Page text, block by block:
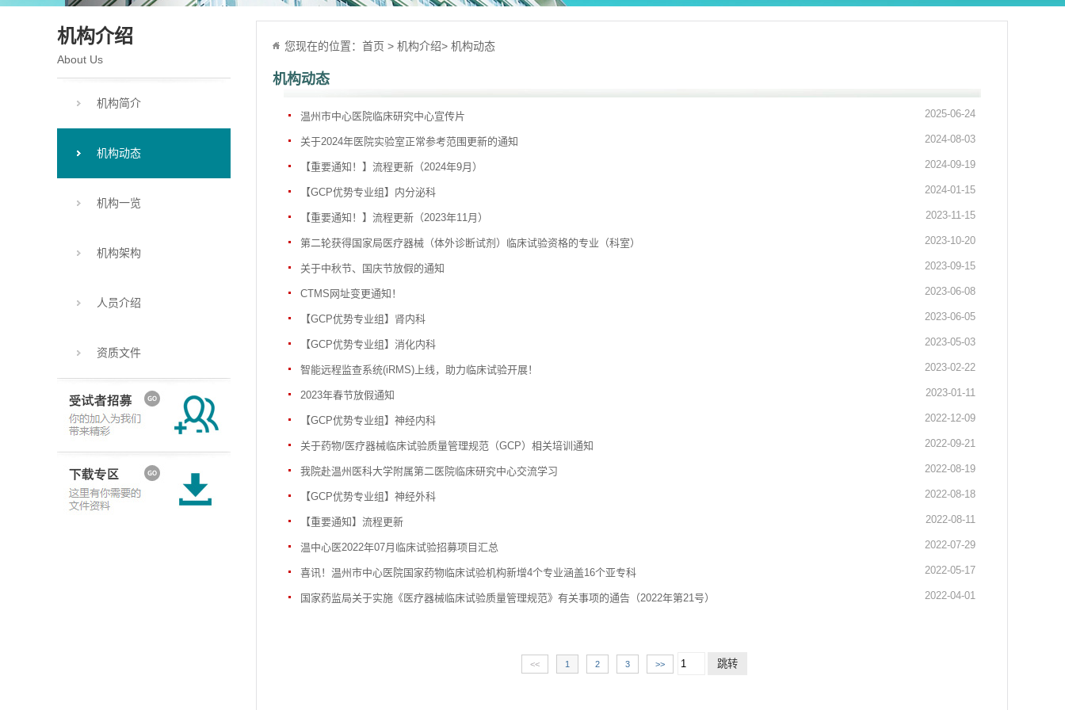
机构介绍
About Us
机构简介
机构动态
机构一览
机构架构
人员介绍
资质文件
您现在的位置： 首页 > 机构介绍> 机构动态
机构动态
2025-06-24
温州市中心医院临床研究中心宣传片
2024-08-03
​关于2024年医院实验室正常参考范围更新的通知
2024-09-19
【重要通知！】流程更新（2024年9月）
2024-01-15
【GCP优势专业组】内分泌科
2023-11-15
【重要通知！】流程更新（2023年11月）
2023-10-20
第二轮获得国家局医疗器械（体外诊断试剂）临床试验资格的专业（科室）
2023-09-15
关于中秋节、国庆节放假的通知
2023-06-08
CTMS网址变更通知！
2023-06-05
【GCP优势专业组】肾内科
2023-05-03
【GCP优势专业组】消化内科
2023-02-22
智能远程监查系统(iRMS)上线，助力临床试验开展！
2023-01-11
2023年春节放假通知
2022-12-09
【GCP优势专业组】神经内科
2022-09-21
关于药物/医疗器械临床试验质量管理规范（GCP）相关培训通知
2022-08-19
我院赴温州医科大学附属第二医院临床研究中心交流学习
2022-08-18
【GCP优势专业组】神经外科
2022-08-11
【重要通知】流程更新
2022-07-29
温中心医2022年07月临床试验招募项目汇总
2022-05-17
喜讯！温州市中心医院国家药物临床试验机构新增4个专业涵盖16个亚专科
2022-04-01
国家药监局关于实施《医疗器械临床试验质量管理规范》有关事项的通告（2022年第21号）
<< 1 2 3 >>